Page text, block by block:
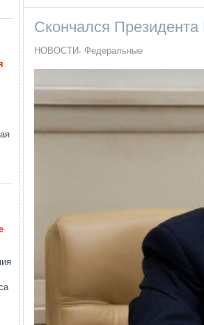
Скончался
НОВОСТИ Федеральные